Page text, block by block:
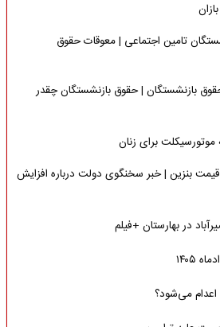
تامین اجتماعی | معوقات حقوق
بازنشستگان | حقوق بازنشستگان چقدر
موتورسیکلت برای زنان
بنزین | خبر سخنگوی دولت درباره افزایش
در بهارستان +فیلم
اعدام می‌شود؟